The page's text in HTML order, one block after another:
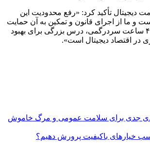
دیجیتال تأکید کرد: «رفع محدودیت این
و ما از اجرای قانون و تمکین به آن حمایت
می‌کنیم، اما تجربه ۴۸ ساعت سردرگمی، درس بزرگی برای بهبود
در اقتصاد دیجیتال است».
جدی برای سلامت عمومی و مرگ خاموش
خیارهای باکیفیت پرورش دهیم؟